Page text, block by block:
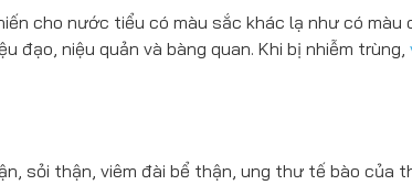
cho nước tiểu có màu sắc khác lạ như có màu
đạo, niệu quản và bàng quan. Khi bị nhiễm trùng,
sỏi thận, viêm đài bể thận, ung thư tế bào của